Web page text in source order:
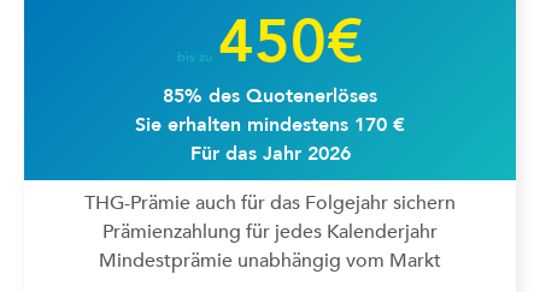
bis zu450€
85% des Quotenerlöses
Sie erhalten mindestens 170 €
Für das Jahr 2026
THG-Prämie auch für das Folgejahr sichern
Prämienzahlung für jedes Kalenderjahr
Mindestprämie unabhängig vom Markt